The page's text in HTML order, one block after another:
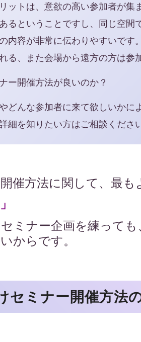
ットは、意欲の高い参加者が
るということですし、同じ空間
内容が非常に伝わりやすいで
る、また会場から遠方の方は参
ー開催方法が良いのか？
どんな参加者に来て欲しいかに
細を知りたい方はご相談くださ
催方法に関して、最
ミナー企画を練って
からです。
セミナー開催方法